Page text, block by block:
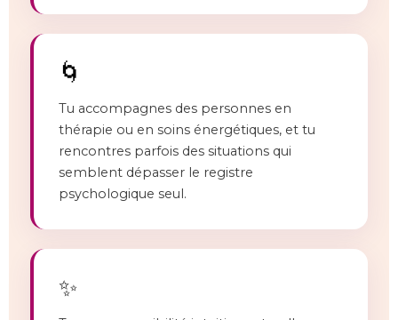
🌀
Tu accompagnes des personnes en
thérapie ou en soins énergétiques, et tu
rencontres parfois des situations qui
semblent dépasser le registre
psychologique seul.
✨